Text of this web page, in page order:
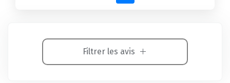
Filtrer les avis